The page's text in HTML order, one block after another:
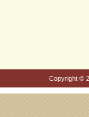
Copyright ©